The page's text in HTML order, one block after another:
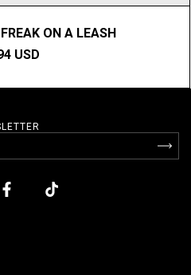
ON A LEASH
USD